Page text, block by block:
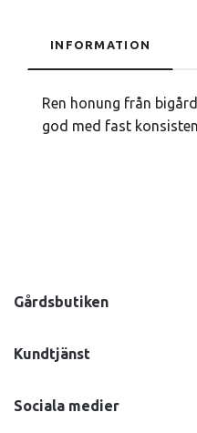
INFORMATION
Ren honung från
god med fast
Gårdsbutiken
Kundtjänst
Sociala medier